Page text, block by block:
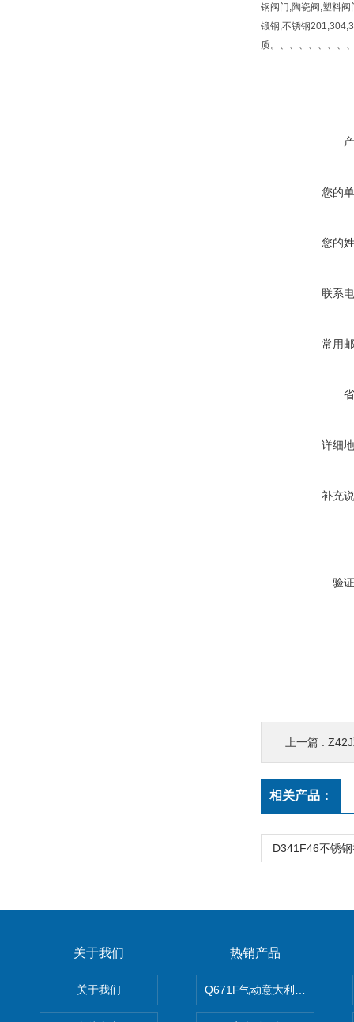
钢阀门,陶瓷阀,塑料
锻钢,不锈钢
质。、、、、、、、
您的
您的
联系
常用
详细
补充
验
上一篇 :
相关产品：
D341F46不锈
关于我们
关于我们
热销产品
Q671F气动意大利式薄型球阀